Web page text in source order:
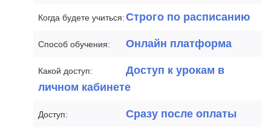
Когда будете учиться:Строго по расписанию
Способ обучения: Онлайн платформа
Какой доступ:
Доступ к урокам в
личном кабинете
Доступ: Сразу после оплаты